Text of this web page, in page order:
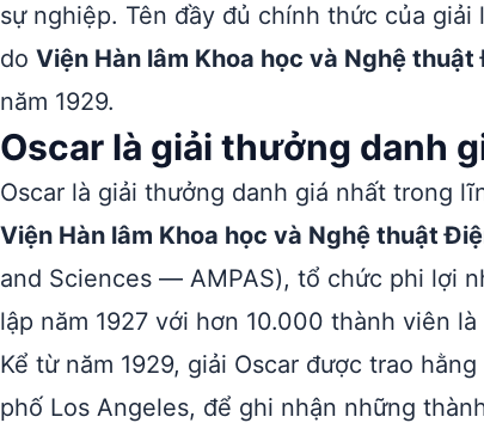
sự nghiệp. Tên đầy đủ chính thức của giải
do Viện Hàn lâm Khoa học và Nghệ thuật
năm 1929.
Oscar là giải thưởng danh
Oscar là giải thưởng danh giá nhất trong
Viện Hàn lâm Khoa học và Nghệ thuật
and Sciences — AMPAS), tổ chức phi lợi
lập năm 1927 với hơn 10.000 thành viên
Kể từ năm 1929, giải Oscar được trao
phố Los Angeles, để ghi nhận những